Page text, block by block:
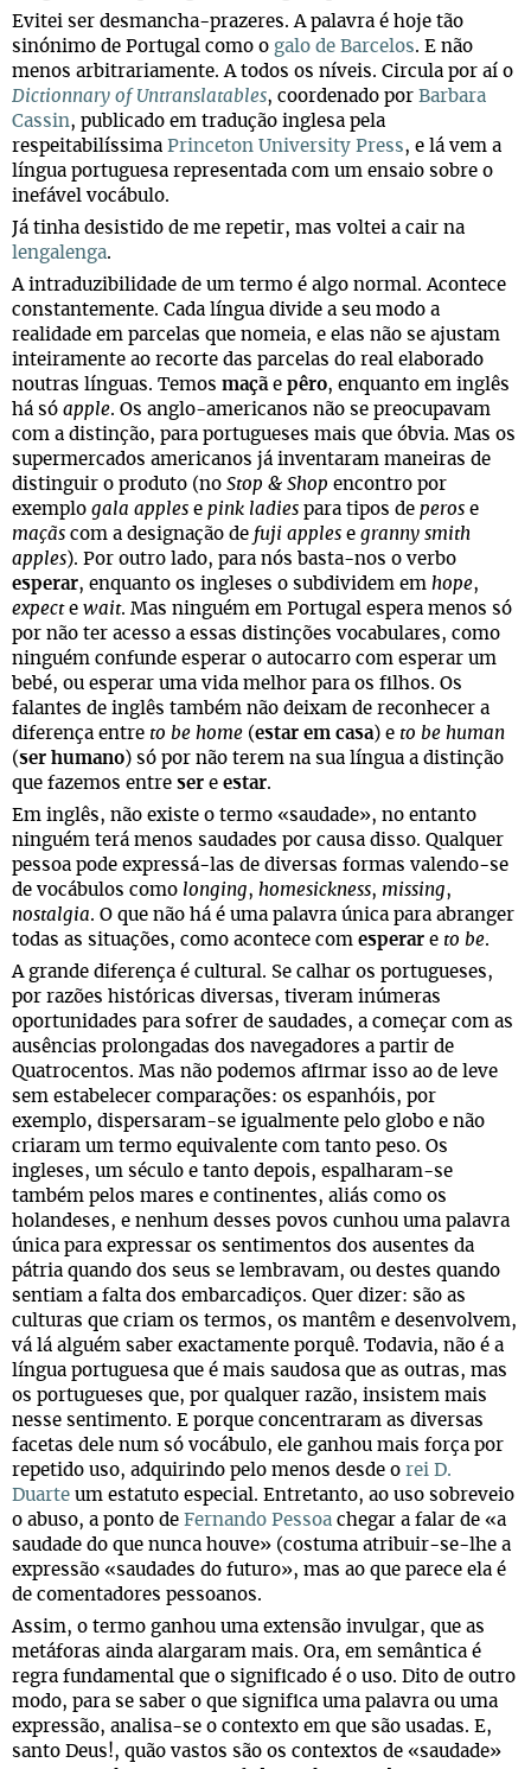
Evitei ser desmancha-prazeres. A palavra é hoje tão
sinónimo de Portugal como o galo de Barcelos. E não
menos arbitrariamente. A todos os níveis. Circula por aí o
Dictionnary of Untranslatables, coordenado por Barbara
Cassin, publicado em tradução inglesa pela
respeitabilíssima Princeton University Press, e lá vem a
língua portuguesa representada com um ensaio sobre o
inefável vocábulo.
Já tinha desistido de me repetir, mas voltei a cair na
lengalenga.
A intraduzibilidade de um termo é algo normal. Acontece
constantemente. Cada língua divide a seu modo a
realidade em parcelas que nomeia, e elas não se ajustam
inteiramente ao recorte das parcelas do real elaborado
noutras línguas. Temos maçãe pêro, enquanto em inglês
há só apple. Os anglo-americanos não se preocupavam
com a distinção, para portugueses mais que óbvia. Mas os
supermercados americanos já inventaram maneiras de
distinguir o produto (no Stop & Shop encontro por
exemplo gala apples e pink ladies para tipos de peros e
maçãs com a designação de fuji apples e granny smith
apples). Por outro lado, para nós basta-nos o verbo
esperar, enquanto os ingleses o subdividem em hope,
expecte wait. Mas ninguém em Portugal espera menos só
por não ter acesso a essas distinções vocabulares, como
ninguém confunde esperar o autocarro com esperar um
bebé, ou esperar uma vida melhor para os filhos. Os
falantes de inglês também não deixam de reconhecer a
diferença entre to be home (estar em casa) e to be human
(ser humano) só por não terem na sua língua a distinção
que fazemos entre ser e estar.
Em inglês, não existe o termo «saudade», no entanto
ninguém terá menos saudades por causa disso. Qualquer
pessoa pode expressá-las de diversas formas valendo-se
de vocábulos como longing, homesickness, missing,
nostalgia. O que não há é uma palavra única para abranger
todas as situações, como acontece com esperar e to be.
A grande diferença é cultural. Se calhar os portugueses,
por razões históricas diversas, tiveram inúmeras
oportunidades para sofrer de saudades, a começar com as
ausências prolongadas dos navegadores a partir de
Quatrocentos. Mas não podemos afirmar isso ao de leve
sem estabelecer comparações: os espanhóis, por
exemplo, dispersaram-se igualmente pelo globo e não
criaram um termo equivalente com tanto peso. Os
ingleses, um século e tanto depois, espalharam-se
também pelos mares e continentes, aliás como os
holandeses, e nenhum desses povos cunhou uma palavra
única para expressar os sentimentos dos ausentes da
pátria quando dos seus se lembravam, ou destes quando
sentiam a falta dos embarcadiços. Quer dizer: são as
culturas que criam os termos, os mantêm e desenvolvem,
vá lá alguém saber exactamente porquê. Todavia, não é a
língua portuguesa que é mais saudosa que as outras, mas
os portugueses que, por qualquer razão, insistem mais
nesse sentimento. E porque concentraram as diversas
facetas dele num só vocábulo, ele ganhou mais força por
repetido uso, adquirindo pelo menos desde o rei D.
Duarte um estatuto especial. Entretanto, ao uso sobreveio
o abuso, a ponto de Fernando Pessoa chegar a falar de «a
saudade do que nunca houve» (costuma atribuir-se-lhe a
expressão «saudades do futuro», mas ao que parece ela é
de comentadores pessoanos.
Assim, o termo ganhou uma extensão invulgar, que as
metáforas ainda alargaram mais. Ora, em semântica é
regra fundamental que o significado é o uso. Dito de outro
modo, para se saber o que significa uma palavra ou uma
expressão, analisa-se o contexto em que são usadas. E,
santo Deus!, quão vastos são os contextos de «saudade»